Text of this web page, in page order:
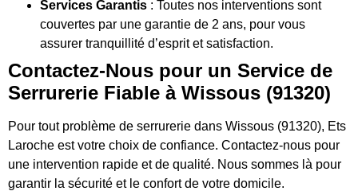
Services Garantis : Toutes nos interventions sont
couvertes par une garantie de 2 ans, pour vous
assurer tranquillité d’esprit et satisfaction.
Contactez-Nous pour un Service de
Serrurerie Fiable à Wissous (91320)
Pour tout problème de serrurerie dans Wissous (91320), Ets
Laroche est votre choix de confiance. Contactez-nous pour
une intervention rapide et de qualité. Nous sommes là pour
garantir la sécurité et le confort de votre domicile.